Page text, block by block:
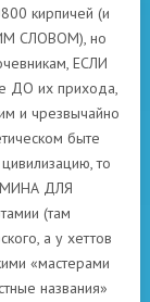
кирпичей (и
СЛОВОМ), но
ЕСЛИ
ДО их прихода,
и чрезвычайно
быте
то
ДЛЯ
(там
а у хеттов
«мастерами
названия»